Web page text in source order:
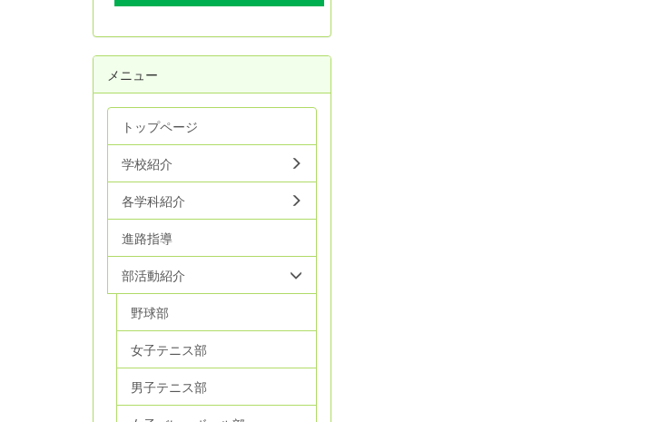
メニュー
トップページ
学校紹介
各学科紹介
進路指導
部活動紹介
野球部
女子テニス部
男子テニス部